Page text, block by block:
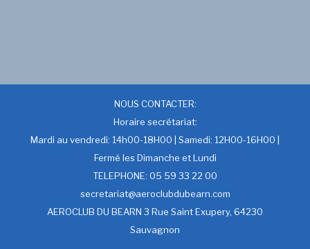
NOUS CONTACTER:
Horaire secrétariat:
Mardi au vendredi: 14h00-18H00 | Samedi: 12H00-16H00 |
Fermé les Dimanche et Lundi
TELEPHONE: 05 59 33 22 00
secretariat@aeroclubdubearn.com
AEROCLUB DU BEARN 3 Rue Saint Exupery, 64230
Sauvagnon